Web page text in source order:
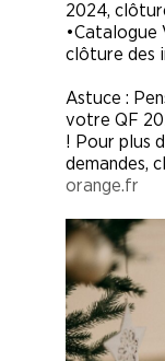
2024,
•Catalogue
clôture des
Astuce :
votre QF
! Pour plus
demandes,
orange.fr